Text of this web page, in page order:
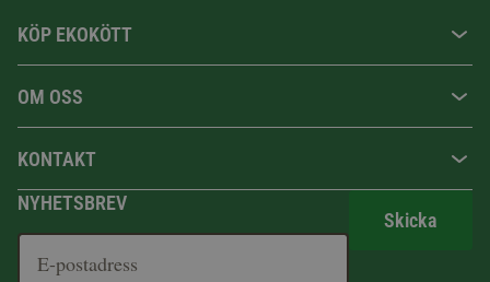
KÖP EKOKÖTT
OM OSS
KONTAKT
NYHETSBREV
Skicka